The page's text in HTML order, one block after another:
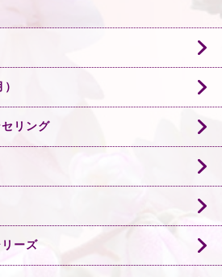
リング
ーズ